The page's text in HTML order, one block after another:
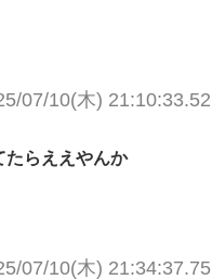
07/10(木)
たらええやんか
07/10(木)